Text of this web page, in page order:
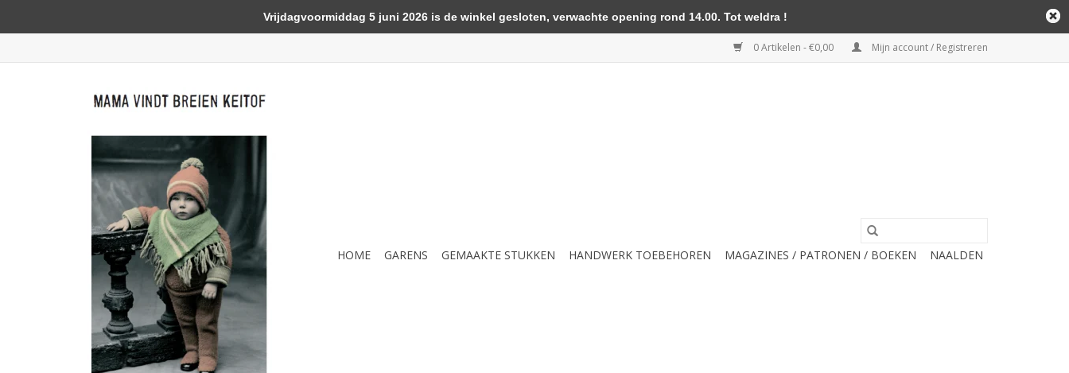
0 Artikelen - €0,00 Mijn account / Registreren
HOME GARENS GEMAAKTE STUKKEN HANDWERK TOEBEHOREN MAGAZINES / PATRONEN / BOEKEN NAALDEN
Vrijdagvoormiddag 5 juni 2026 is de winkel gesloten, verwachte opening rond 14.00. Tot weldra !